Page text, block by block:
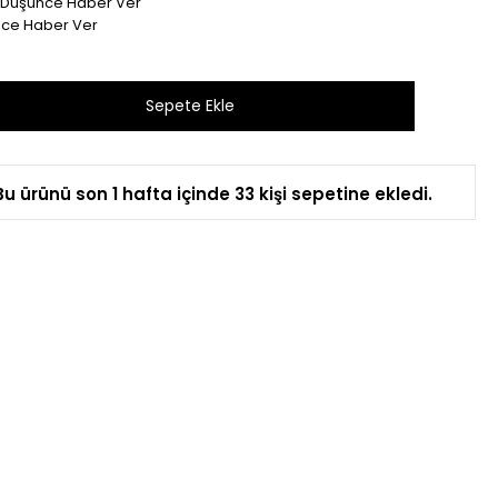
Haber Ver
ürünü son 1 hafta içinde 33 kişi sepetine ekledi.